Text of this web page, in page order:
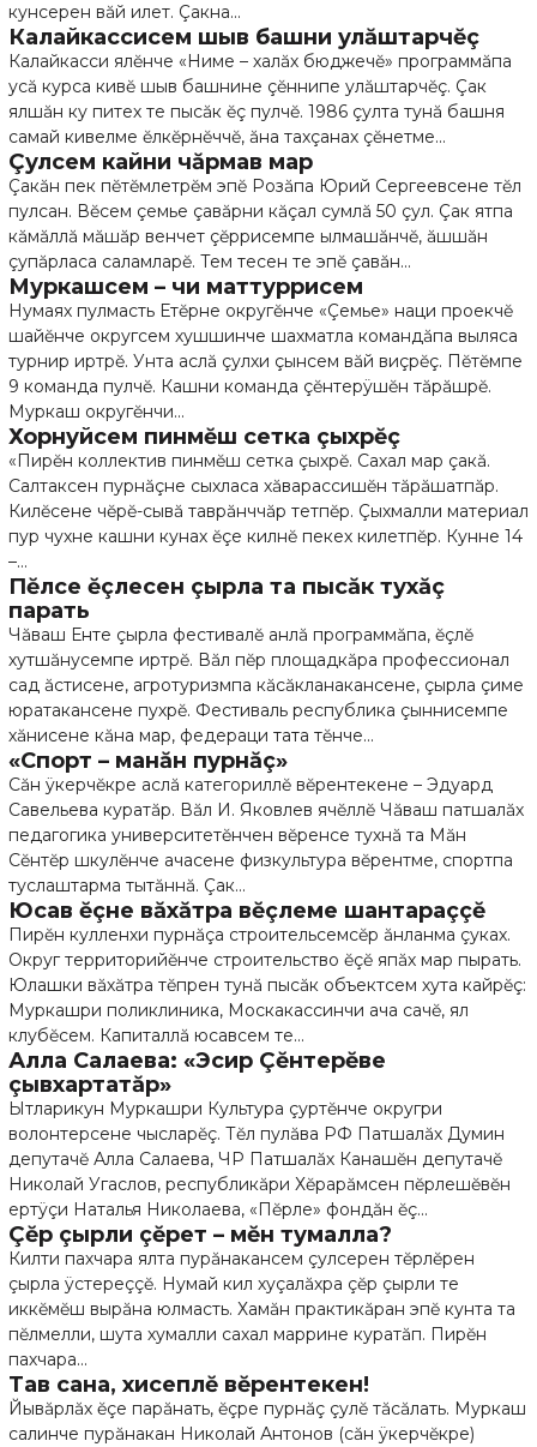
кунсерен вăй илет. Çакна...
Калайкассисем шыв башни улăштарчĕç
Калайкасси ялĕнче «Ниме – халăх бюджечĕ» программăпа
усă курса кивĕ шыв башнине çĕннипе улăштарчĕç. Çак
ялшăн ку питех те пысăк ĕç пулчĕ. 1986 çулта тунă башня
самай кивелме ĕлкĕрнĕччĕ, ăна тахçанах çĕнетме...
Çулсем кайни чăрмав мар
Çакăн пек пĕтĕмлетрĕм эпĕ Розăпа Юрий Сергеевсене тĕл
пулсан. Вĕсем çемье çавăрни кăçал сумлă 50 çул. Çак ятпа
кăмăллă мăшăр венчет çĕррисемпе ылмашăнчĕ, ăшшăн
çупăрласа саламларĕ. Тем тесен те эпĕ çавăн...
Муркашсем – чи маттуррисем
Нумаях пулмасть Етĕрне округĕнче «Çемье» наци проекчĕ
шайĕнче округсем хушшинче шахматла командăпа выляса
турнир иртрĕ. Унта аслă çулхи çынсем вăй виçрĕç. Пĕтĕмпе
9 команда пулчĕ. Кашни команда çĕнтерÿшĕн тăрăшрĕ.
Муркаш округĕнчи...
Хорнуйсем пинмĕш сетка çыхрĕç
«Пирĕн коллектив пинмĕш сетка çыхрĕ. Сахал мар çакă.
Салтаксен пурнăçне сыхласа хăварассишĕн тăрăшатпăр.
Килĕсене чĕрĕ-сывă таврăнччăр тетпĕр. Çыхмалли материал
пур чухне кашни кунах ĕçе килнĕ пекех килетпĕр. Кунне 14
–...
Пĕлсе ĕçлесен çырла та пысăк тухăç
парать
Чăваш Енте çырла фестивалĕ анлă программăпа, ĕçлĕ
хутшăнусемпе иртрĕ. Вăл пĕр площадкăра профессионал
сад ăстисене, агротуризмпа кăсăкланакансене, çырла çиме
юратакансене пухрĕ. Фестиваль республика çыннисемпе
хăнисене кăна мар, федераци тата тĕнче...
«Спорт – манăн пурнăç»
Сăн ÿкерчĕкре аслă категориллĕ вĕрентекене – Эдуард
Савельева куратăр. Вăл И. Яковлев ячĕллĕ Чăваш патшалăх
педагогика университетĕнчен вĕренсе тухнă та Мăн
Сĕнтĕр шкулĕнче ачасене физкультура вĕрентме, спортпа
туслаштарма тытăннă. Çак...
Юсав ĕçне вăхăтра вĕçлеме шантараççĕ
Пирĕн кулленхи пурнăçа строительсемсĕр ăнланма çуках.
Округ территорийĕнче строительство ĕçĕ япăх мар пырать.
Юлашки вăхăтра тĕпрен тунă пысăк объектсем хута кайрĕç:
Муркашри поликлиника, Москакассинчи ача сачĕ, ял
клубĕсем. Капиталлă юсавсем те...
Алла Салаева: «Эсир Çĕнтерĕве
çывхартатăр»
Ытларикун Муркашри Культура çуртĕнче округри
волонтерсене чысларĕç. Тĕл пулăва РФ Патшалăх Думин
депутачĕ Алла Салаева, ЧР Патшалăх Канашĕн депутачĕ
Николай Угаслов, республикăри Хĕрарăмсен пĕрлешĕвĕн
ертÿçи Наталья Николаева, «Пĕрле» фондăн ĕç...
Çĕр çырли çĕрет – мĕн тумалла?
Килти пахчара ялта пурăнакансем çулсерен тĕрлĕрен
çырла ÿстереççĕ. Нумай кил хуçалăхра çĕр çырли те
иккĕмĕш вырăна юлмасть. Хамăн практикăран эпĕ кунта та
пĕлмелли, шута хумалли сахал маррине куратăп. Пирĕн
пахчара...
Тав сана, хисеплĕ вĕрентекен!
Йывăрлăх ĕçе парăнать, ĕçре пурнăç çулĕ тăсăлать. Муркаш
салинче пурăнакан Николай Антонов (сăн ÿкерчĕкре)